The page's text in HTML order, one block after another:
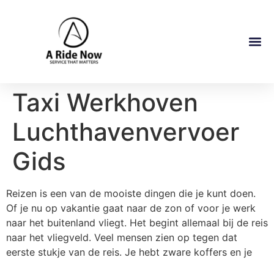
Taxi Werkhoven
Luchthavenvervoer
Gids
Reizen is een van de mooiste dingen die je kunt doen.
Of je nu op vakantie gaat naar de zon of voor je werk
naar het buitenland vliegt. Het begint allemaal bij de reis
naar het vliegveld. Veel mensen zien op tegen dat
eerste stukje van de reis. Je hebt zware koffers en je